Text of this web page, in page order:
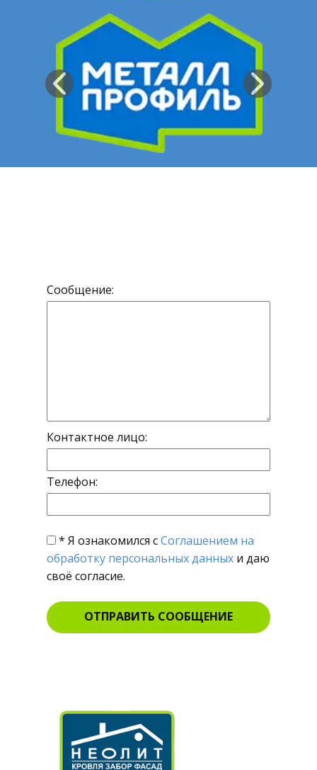
Сообщение:
Контактное лицо:
Телефон:
* Я ознакомился сСоглашением на
обработку персональных данных и даю
своё согласие.